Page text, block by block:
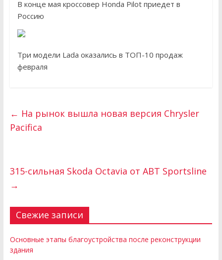
В конце мая кроссовер Honda Pilot приедет в
Россию
Три модели Lada оказались в ТОП-10 продаж
февраля
← На рынок вышла новая версия Chrysler
Pacifica
315-сильная Skoda Octavia от ABT Sportsline
→
Свежие записи
Основные этапы благоустройства после реконструкции
здания